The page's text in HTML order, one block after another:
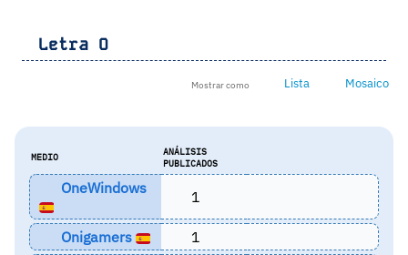
Letra O
Mostrar como Lista Mosaico
MEDIO
ANÁLISIS
PUBLICADOS
OneWindows 1
Onigamers
1